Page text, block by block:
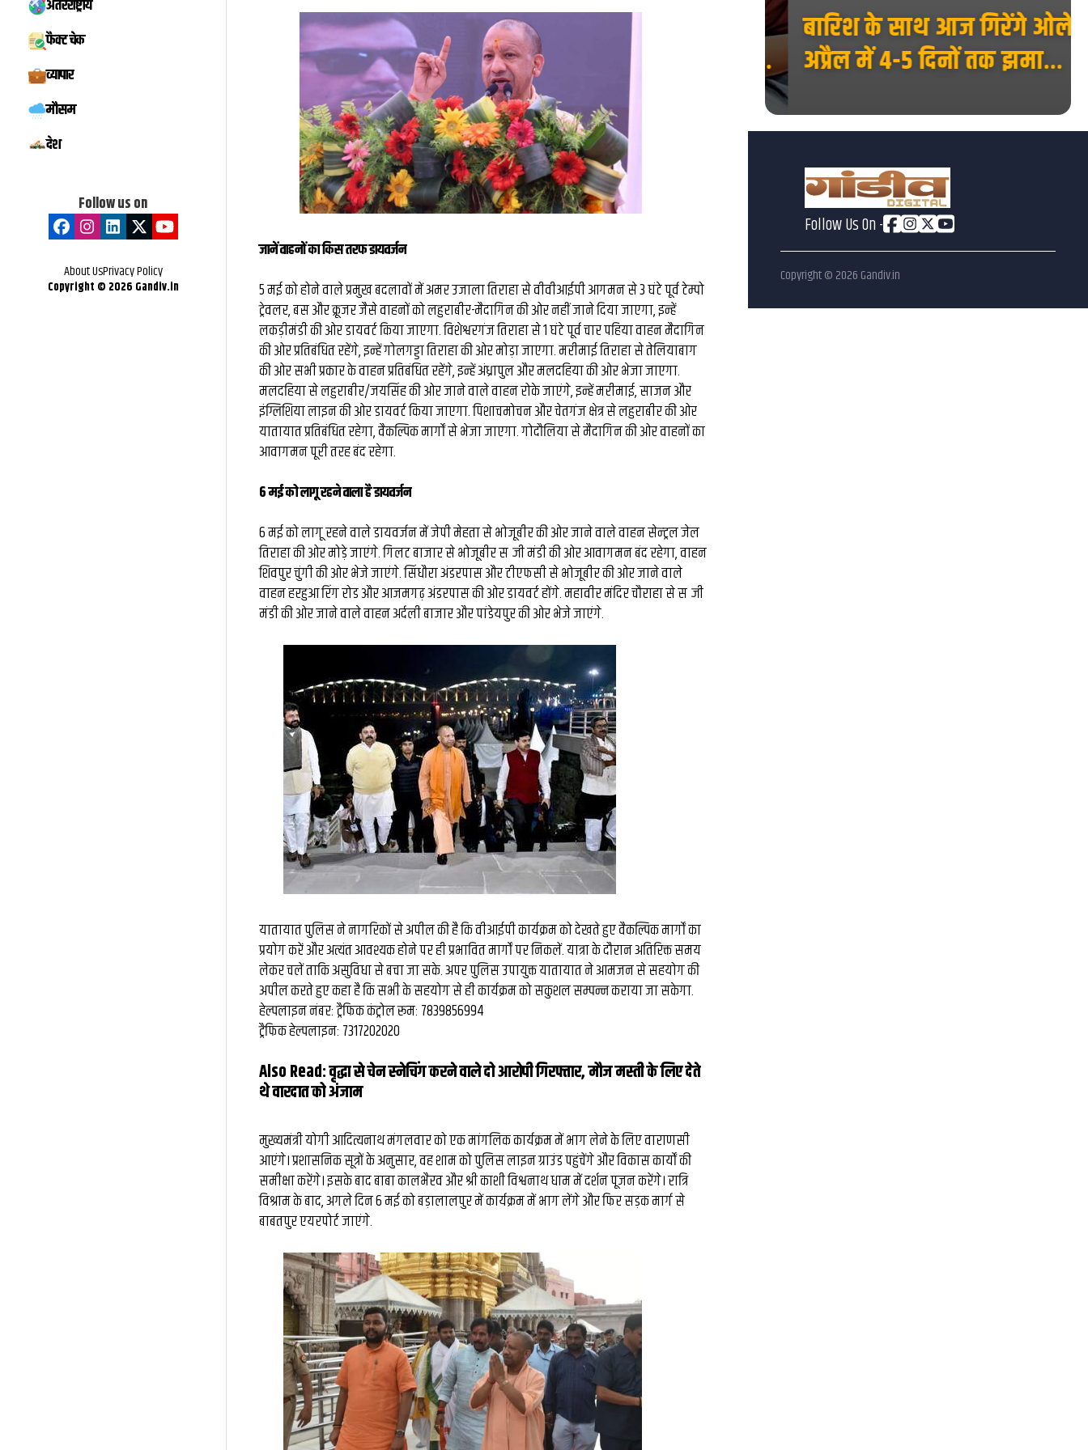
अंतरराष्ट्रीय
फैक्ट चेक
व्यापार
मौसम
देश
Follow us on
About UsPrivacy Policy
Copyright © 2026 Gandiv.in
जानें वाहनों का किस तरफ डायवर्जन
5 मई को होने वाले प्रमुख बदलावों में अमर उजाला तिराहा से वीवीआईपी आगमन से 3 घंटे पूर्व टेम्पो
ट्रेवलर, बस और क्रूजर जैसे वाहनों को लहुराबीर-मैदागिन की ओर नहीं जाने दिया जाएगा, इन्हें
लकड़ीमंडी की ओर डायवर्ट किया जाएगा. विशेश्वरगंज तिराहा से 1 घंटे पूर्व चार पहिया वाहन मैदागिन
की ओर प्रतिबंधित रहेंगे, इन्हें गोलगड्डा तिराहा की ओर मोड़ा जाएगा. मरीमाई तिराहा से तेलियाबाग
की ओर सभी प्रकार के वाहन प्रतिबंधित रहेंगे, इन्हें अंध्रापुल और मलदहिया की ओर भेजा जाएगा.
मलदहिया से लहुराबीर/जयसिंह की ओर जाने वाले वाहन रोके जाएंगे, इन्हें मरीमाई, साजन और
इंग्लिशिया लाइन की ओर डायवर्ट किया जाएगा. पिशाचमोचन और चेतगंज क्षेत्र से लहुराबीर की ओर
यातायात प्रतिबंधित रहेगा, वैकल्पिक मार्गों से भेजा जाएगा. गोदौलिया से मैदागिन की ओर वाहनों का
आवागमन पूरी तरह बंद रहेगा.
6 मई को लागू रहने वाला है डायवर्जन
6 मई को लागू रहने वाले डायवर्जन में जेपी मेहता से भोजूबीर की ओर जाने वाले वाहन सेन्ट्रल जेल
तिराहा की ओर मोड़े जाएंगे. गिलट बाजार से भोजूबीर सब्जी मंडी की ओर आवागमन बंद रहेगा, वाहन
शिवपुर चुंगी की ओर भेजे जाएंगे. सिंधौरा अंडरपास और टीएफसी से भोजूबीर की ओर जाने वाले
वाहन हरहुआ रिंग रोड और आजमगढ़ अंडरपास की ओर डायवर्ट होंगे. महावीर मंदिर चौराहा से सब्जी
मंडी की ओर जाने वाले वाहन अर्दली बाजार और पांडेयपुर की ओर भेजे जाएंगे.
यातायात पुलिस ने नागरिकों से अपील की है कि वीआईपी कार्यक्रम को देखते हुए वैकल्पिक मार्गों का
प्रयोग करें और अत्यंत आवश्यक होने पर ही प्रभावित मार्गों पर निकलें. यात्रा के दौरान अतिरिक्त समय
लेकर चलें ताकि असुविधा से बचा जा सके. अपर पुलिस उपायुक्त यातायात ने आमजन से सहयोग की
अपील करते हुए कहा है कि सभी के सहयोग से ही कार्यक्रम को सकुशल सम्पन्न कराया जा सकेगा.
हेल्पलाइन नंबर: ट्रैफिक कंट्रोल रूम: 7839856994
ट्रैफिक हेल्पलाइन: 7317202020
Also Read:वृद्धा से चेन स्‍नेचिंग करने वाले दो आरोपी गिरफ्तार, मौज मस्‍ती के लिए देते
थे वारदात को अंजाम
मुख्यमंत्री योगी आदित्यनाथ मंगलवार को एक मांगलिक कार्यक्रम में भाग लेने के लिए वाराणसी
आएंगे। प्रशासनिक सूत्रों के अनुसार, वह शाम को पुलिस लाइन ग्राउंड पहुंचेंगे और विकास कार्यों की
समीक्षा करेंगे। इसके बाद बाबा कालभैरव और श्री काशी विश्वनाथ धाम में दर्शन पूजन करेंगे। रात्रि
विश्राम के बाद, अगले दिन 6 मई को बड़ालालपुर में कार्यक्रम में भाग लेंगे और फिर सड़क मार्ग से
बाबतपुर एयरपोर्ट जाएंगे.
पर दिखाया
संरक्षण का
IIT BHU में बनेगा सेंटर फॉर
इनोवेशन, इंक्यूबेशन एंड
एंटरप्रेन्योरशिप, स्टार्टअप को
मिलेगा नया मंच...
महर्षि सुश्रुत: काशी के महान
वैद्य जिन्होंने दुनिया को दिया
शल्य चिकित्सा का ज्ञान...
बारिश के साथ आज गिरेंगे ओले,
अप्रैल में 4-5 दिनों तक झमाझम
Follow Us On -
Copyright © 2026 Gandiv.in